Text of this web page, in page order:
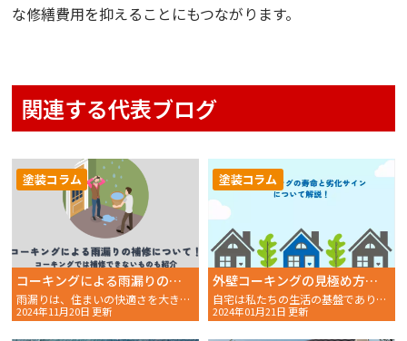
な修繕費用を抑えることにもつながります。
関連する代表ブログ
コーキングによる雨漏りの補修について！コーキングでは補修できないものも紹介
雨漏りは、住まいの快適さを大きく損なうだけでなく、放置する
2024年11月20日 更新
塗装コラム
外壁コーキングの見極め方：寿命と劣化サインの全知識
自宅は私たちの生活の基盤であり、その保全には外壁のコーキン
2024年01月21日 更新
塗装コラム